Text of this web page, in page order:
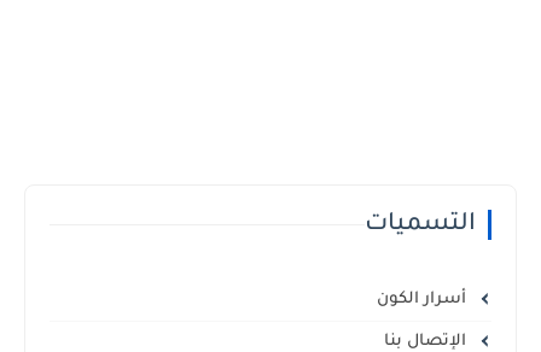
التسميات
أسرار الكون
الإتصال بنا